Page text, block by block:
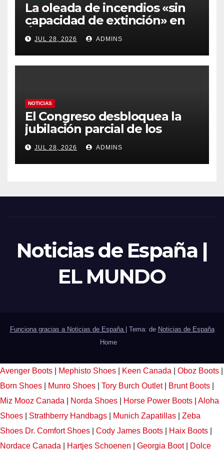
La oleada de incendios «sin
capacidad de extinción» en
Ávila y al oeste de Madrid
obliga a declarar la
emergencia nacional
JUL 28, 2026 ADMINS
NOTICIAS
El Congreso desbloquea la
jubilación parcial de los
trabajadores laborales del
sector público
JUL 28, 2026 ADMINS
Noticias de España |
EL MUNDO
Funciona gracias a Noticias de España Tema: de Noticias de España
Home
Avenger Boots Mephisto Shoes Keen Canada Oboz Boots
Born Shoes
Munro Shoes Tory Burch Outlet Brunt Boots
Miz Mooz Canada
Norda Shoes Horse Power Boots
Aloha
Shoes
Strathberry Handbags Munich Zapatillas
Zeba
Shoes Dr. Comfort Shoes Cody James Boots Haix Boots
Nordace Canada
Hartjes Schoenen Georgia Boot|
Dolce